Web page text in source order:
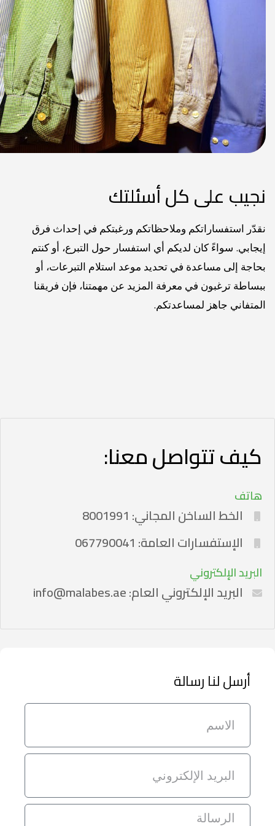
نجيب على كل أسئلتك
نقدّر استفساراتكم وملاحظاتكم ورغبتكم في إحداث فرق
إيجابي. سواءً كان لديكم أي استفسار حول التبرع، أو كنتم
بحاجة إلى مساعدة في تحديد موعد استلام التبرعات، أو
ببساطة ترغبون في معرفة المزيد عن مهمتنا، فإن فريقنا
المتفاني جاهز لمساعدتكم.
كيف تتواصل معنا:
هاتف
الخط الساخن المجاني: 8001991
الإستفسارات العامة: 067790041
البريد الإلكتروني
البريد الإلكتروني العام: info@malabes.ae
أرسل لنا رسالة